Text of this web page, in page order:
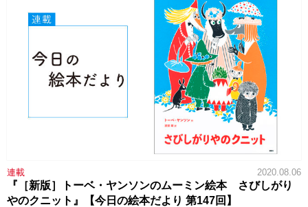
連載 2020.08.06
『［新版］トーベ・ヤンソンのムーミン絵本 さびしがり
やのクニット』【今日の絵本だより 第147回】